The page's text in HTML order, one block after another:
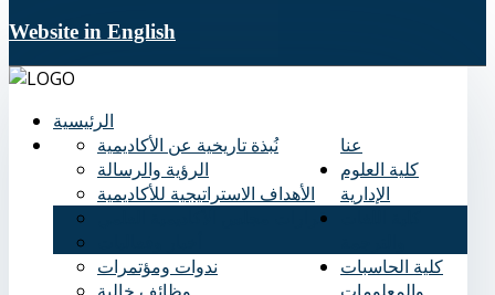
Website in English
الرئيسية
عنا
نُبذة تاريخية عن الأكاديمية
الرؤية والرسالة
الأهداف الاستراتيجية للأكاديمية
قرارات مجلس الأكاديمية العلمي
ندوات ومؤتمرات
كلية العلوم
الإدارية
كلية الحاسبات